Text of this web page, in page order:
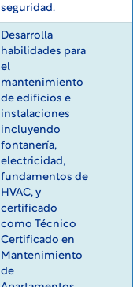
seguridad.
Desarrolla
habilidades para
el
mantenimiento
de edificios e
instalaciones
incluyendo
fontanería,
electricidad,
fundamentos de
HVAC, y
certificado
como Técnico
Certificado en
Mantenimiento
de